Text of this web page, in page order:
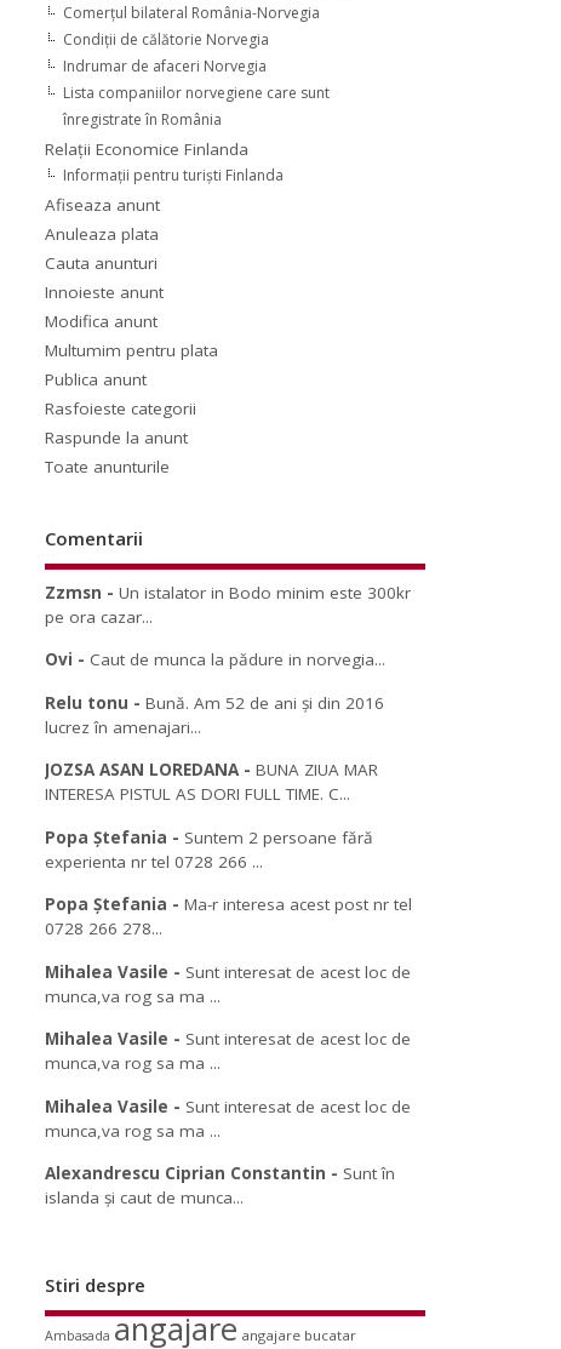
Comerţul bilateral România-Norvegia
Condiții de călătorie Norvegia
Indrumar de afaceri Norvegia
Lista companiilor norvegiene care sunt
înregistrate în România
Relaţii Economice Finlanda
Informaţii pentru turişti Finlanda
Afiseaza anunt
Anuleaza plata
Cauta anunturi
Innoieste anunt
Modifica anunt
Multumim pentru plata
Publica anunt
Rasfoieste categorii
Raspunde la anunt
Toate anunturile
Comentarii
Zzmsn -Un istalator in Bodo minim este 300kr
pe ora cazar...
Ovi - Caut de munca la pădure in norvegia...
Relu tonu -Bună. Am 52 de ani și din 2016
lucrez în amenajari...
JOZSA ASAN LOREDANA-BUNA ZIUA MAR
INTERESA PISTUL AS DORI FULL TIME. C...
Popa Ștefania - Suntem 2 persoane fără
experienta nr tel 0728 266 ...
Popa Ștefania -Ma-r interesa acest post nr tel
0728 266 278...
Mihalea Vasile - Sunt interesat de acest loc de
munca,va rog sa ma ...
Mihalea Vasile - Sunt interesat de acest loc de
munca,va rog sa ma ...
Mihalea Vasile - Sunt interesat de acest loc de
munca,va rog sa ma ...
Alexandrescu Ciprian Constantin - Sunt în
islanda și caut de munca...
Stiri despre
Ambasada angajare angajare bucatar